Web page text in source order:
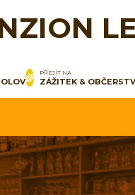
PŘEJÍT NA
ZÁŽITEK &